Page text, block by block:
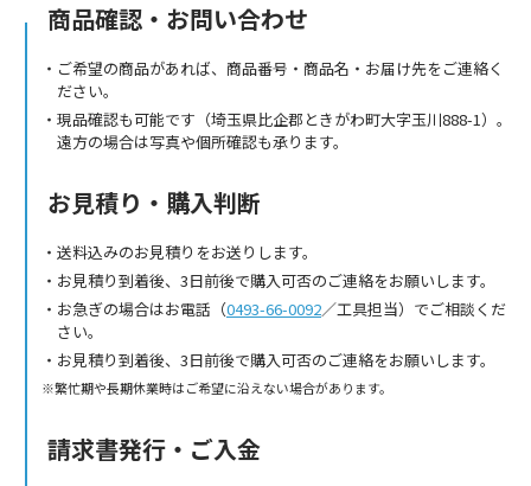
商品確認・お問い合わせ
ご希望の商品があれば、商品番号・商品名・お届け先をご連絡く
ださい。
現品確認も可能です（埼玉県比企郡ときがわ町大字玉川888-1）。
遠方の場合は写真や個所確認も承ります。
お見積り・購入判断
送料込みのお見積りをお送りします。
お見積り到着後、3日前後で購入可否のご連絡をお願いします。
お急ぎの場合はお電話（0493-66-0092／工具担当）でご相談くだ
さい。
お見積り到着後、3日前後で購入可否のご連絡をお願いします。
繁忙期や長期休業時はご希望に沿えない場合があります。
請求書発行・ご入金